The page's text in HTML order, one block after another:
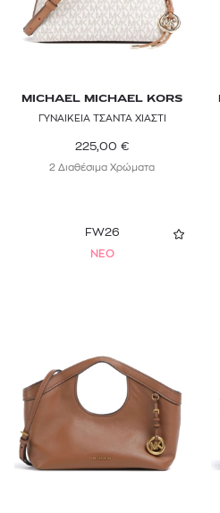
MICHAEL MICHAEL KORS
ΓΥΝΑΙΚΕΙΑ ΤΣΑΝΤΑ ΧΙΑΣΤΙ
225,00 €
2 Διαθέσιμα Χρώματα
FW26
NEO